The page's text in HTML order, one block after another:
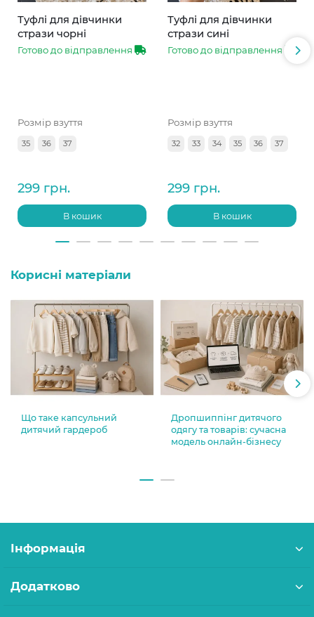
Туфлі для дівчинки
стрази чорні
Готово до відправлення
Розмір взуття
35 36 37
299 грн.
В кошик
Туфлі для дівчинки
стрази сині
Готово до відправлення
Розмір взуття
32 33 34 35 36 37
299 грн.
В кошик
Корисні матеріали
Що таке капсульний
дитячий гардероб
Дропшиппінг дитячого
одягу та товарів: сучасна
модель онлайн-бізнесу
Інформація
Додатково